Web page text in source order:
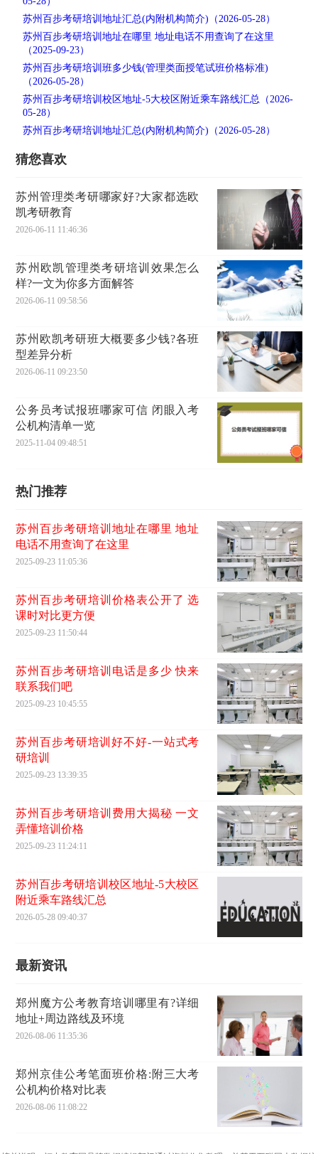
苏州百步考研培训地址汇总(内附机构简介)（2026-05-28）
苏州百步考研培训地址在哪里 地址电话不用查询了在这里
（2025-09-23）
苏州百步考研培训班多少钱(管理类面授笔试班价格标准)
（2026-05-28）
苏州百步考研培训校区地址-5大校区附近乘车路线汇总（2026-
05-28）
苏州百步考研培训地址汇总(内附机构简介)（2026-05-28）
猜您喜欢
苏州管理类考研哪家好?大家都选欧
凯考研教育
2026-06-11 11:46:36
苏州欧凯管理类考研培训效果怎么
样?一文为你多方面解答
2026-06-11 09:58:56
苏州欧凯考研班大概要多少钱?各班
型差异分析
2026-06-11 09:23:50
公务员考试报班哪家可信 闭眼入考
公机构清单一览
2025-11-04 09:48:51
热门推荐
苏州百步考研培训地址在哪里 地址
电话不用查询了在这里
2025-09-23 11:05:36
苏州百步考研培训价格表公开了 选
课时对比更方便
2025-09-23 11:50:44
苏州百步考研培训电话是多少 快来
联系我们吧
2025-09-23 10:45:55
苏州百步考研培训好不好-一站式考
研培训
2025-09-23 13:39:35
苏州百步考研培训费用大揭秘 一文
弄懂培训价格
2025-09-23 11:24:11
苏州百步考研培训校区地址-5大校区
附近乘车路线汇总
2026-05-28 09:40:37
最新资讯
郑州魔方公考教育培训哪里有?详细
地址+周边路线及环境
2026-08-06 11:35:36
郑州京佳公考笔面班价格:附三大考
公机构价格对比表
2026-08-06 11:08:22